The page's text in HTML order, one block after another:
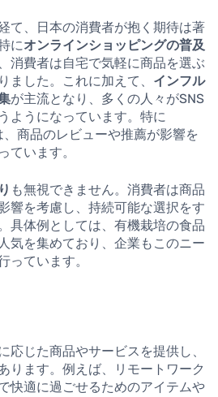
て、日本の消費者が抱く期待は著
にオンラインショッピングの普及
消費者は自宅で気軽に商品を選ぶ
ました。これに加えて、 インフル
が主流となり、多くの人々がSNS
ようになっています。特に
商品のレビューや推薦が影響を
ています。
も無視できません。消費者は商品
響を考慮し、持続可能な選択をす
具体例としては、有機栽培の食品
気を集めており、企業もこのニー
っています。
応じた商品やサービスを提供し、
ります。例えば、リモートワーク
快適に過ごせるためのアイテムや